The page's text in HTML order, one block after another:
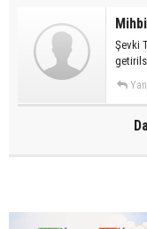
Şevki